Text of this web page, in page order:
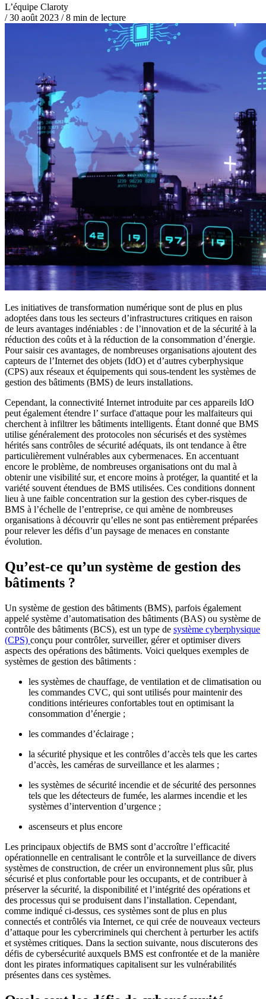
L’équipe Claroty
/ 30 août 2023 /8 min de lecture
Les initiatives de transformation numérique sont de plus en plus
adoptées dans tous les secteurs d’infrastructures critiques en raison
de leurs avantages indéniables : de l’innovation et de la sécurité à la
réduction des coûts et à la réduction de la consommation d’énergie.
Pour saisir ces avantages, de nombreuses organisations ajoutent des
capteurs de l’Internet des objets (IdO) et d’autres cyberphysique
(CPS) aux réseaux et équipements qui sous-tendent les systèmes de
gestion des bâtiments (BMS) de leurs installations.
Cependant, la connectivité Internet introduite par ces appareils IdO
peut également étendre l’ surface d'attaque pour les malfaiteurs qui
cherchent à infiltrer les bâtiments intelligents. Étant donné que BMS
utilise généralement des protocoles non sécurisés et des systèmes
hérités sans contrôles de sécurité adéquats, ils ont tendance à être
particulièrement vulnérables aux cybermenaces. En accentuant
encore le problème, de nombreuses organisations ont du mal à
obtenir une visibilité sur, et encore moins à protéger, la quantité et la
variété souvent étendues de BMS utilisées. Ces conditions donnent
lieu à une faible concentration sur la gestion des cyber-risques de
BMS à l’échelle de l’entreprise, ce qui amène de nombreuses
organisations à découvrir qu’elles ne sont pas entièrement préparées
pour relever les défis d’un paysage de menaces en constante
évolution.
Qu’est-ce qu’un système de gestion des
bâtiments ?
Un système de gestion des bâtiments (BMS), parfois également
appelé système d’automatisation des bâtiments (BAS) ou système de
contrôle des bâtiments (BCS), est un type de système cyberphysique
(CPS) conçu pour contrôler, surveiller, gérer et optimiser divers
aspects des opérations des bâtiments. Voici quelques exemples de
systèmes de gestion des bâtiments :
les systèmes de chauffage, de ventilation et de climatisation ou
les commandes CVC, qui sont utilisés pour maintenir des
conditions intérieures confortables tout en optimisant la
consommation d’énergie ;
les commandes d’éclairage ;
la sécurité physique et les contrôles d’accès tels que les cartes
d’accès, les caméras de surveillance et les alarmes ;
les systèmes de sécurité incendie et de sécurité des personnes
tels que les détecteurs de fumée, les alarmes incendie et les
systèmes d’intervention d’urgence ;
ascenseurs et plus encore
Les principaux objectifs de BMS sont d’accroître l’efficacité
opérationnelle en centralisant le contrôle et la surveillance de divers
systèmes de construction, de créer un environnement plus sûr, plus
sécurisé et plus confortable pour les occupants, et de contribuer à
préserver la sécurité, la disponibilité et l’intégrité des opérations et
des processus qui se produisent dans l’installation. Cependant,
comme indiqué ci-dessus, ces systèmes sont de plus en plus
connectés et contrôlés via Internet, ce qui crée de nouveaux vecteurs
d’attaque pour les cybercriminels qui cherchent à perturber les actifs
et systèmes critiques. Dans la section suivante, nous discuterons des
défis de cybersécurité auxquels BMS est confrontée et de la manière
dont les pirates informatiques capitalisent sur les vulnérabilités
présentes dans ces systèmes.